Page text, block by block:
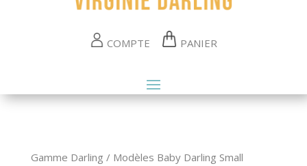
COMPTE PANIER
Gamme Darling / Modèles Baby Darling Small